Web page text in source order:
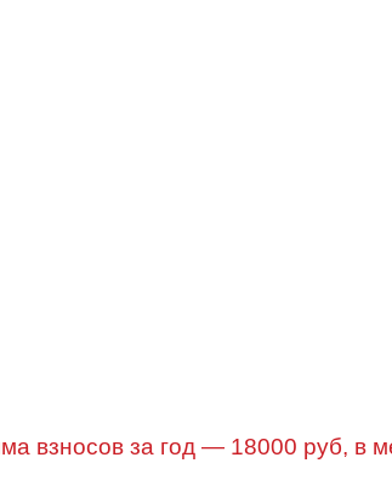
взносов за год — 18000 руб, в